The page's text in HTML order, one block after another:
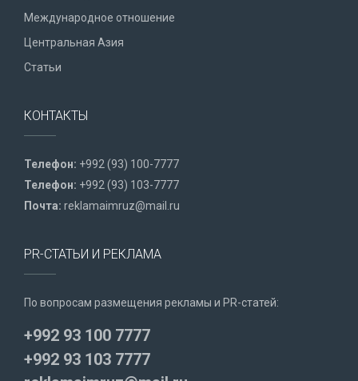
Международное отношение
Центральная Азия
Статьи
КОНТАКТЫ
Телефон: +992 (93) 100-7777
Телефон: +992 (93) 103-7777
Почта: reklamaimruz@mail.ru
PR-СТАТЬИ И РЕКЛАМА
По вопросам размещения рекламы и PR-статей:
+992 93 100 7777
+992 93 103 7777